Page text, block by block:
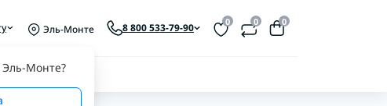
Эль-Монте
Эль-Монте?
8 800 533-79-90 0 0 0